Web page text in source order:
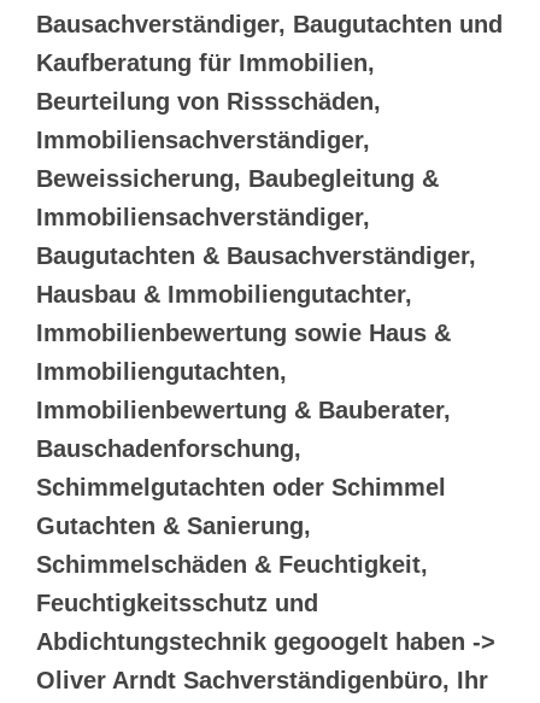
Bausachverständiger, Baugutachten und
Kaufberatung für Immobilien,
Beurteilung von Rissschäden,
Immobiliensachverständiger,
Beweissicherung, Baubegleitung &
Immobiliensachverständiger,
Baugutachten & Bausachverständiger,
Hausbau & Immobiliengutachter,
Immobilienbewertung sowie Haus &
Immobiliengutachten,
Immobilienbewertung & Bauberater,
Bauschadenforschung,
Schimmelgutachten oder Schimmel
Gutachten & Sanierung,
Schimmelschäden & Feuchtigkeit,
Feuchtigkeitsschutz und
Abdichtungstechnik gegoogelt haben ->
Oliver Arndt Sachverständigenbüro, Ihr